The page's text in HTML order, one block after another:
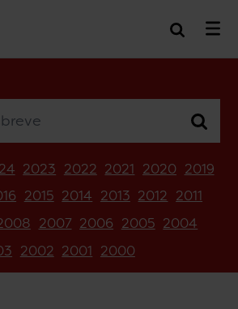
2023 2022 2021 2020 2019
2015 2014 2013 2012 2011
2007 2006 2005 2004
2002 2001 2000